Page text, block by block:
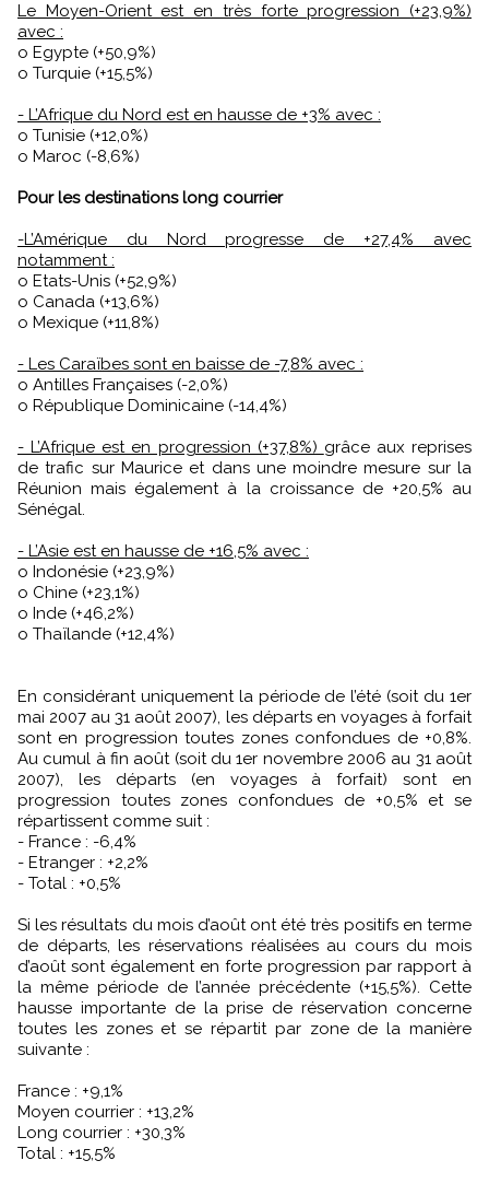
Le Moyen-Orient est en très forte progression (+23,9%)
avec :
o Egypte (+50,9%)
o Turquie (+15,5%)
- L’Afrique du Nord est en hausse de +3% avec :
o Tunisie (+12,0%)
o Maroc (-8,6%)
Pour les destinations long courrier
-L’Amérique du Nord progresse de +27,4% avec
notamment :
o Etats-Unis (+52,9%)
o Canada (+13,6%)
o Mexique (+11,8%)
- Les Caraïbes sont en baisse de -7,8% avec :
o Antilles Françaises (-2,0%)
o République Dominicaine (-14,4%)
- L’Afrique est en progression (+37,8%) grâce aux reprises
de trafic sur Maurice et dans une moindre mesure sur la
Réunion mais également à la croissance de +20,5% au
Sénégal.
- L’Asie est en hausse de +16,5% avec :
o Indonésie (+23,9%)
o Chine (+23,1%)
o Inde (+46,2%)
o Thaïlande (+12,4%)
En considérant uniquement la période de l’été (soit du 1er
mai 2007 au 31 août 2007), les départs en voyages à forfait
sont en progression toutes zones confondues de +0,8%.
Au cumul à fin août (soit du 1er novembre 2006 au 31 août
2007), les départs (en voyages à forfait) sont en
progression toutes zones confondues de +0,5% et se
répartissent comme suit :
- France : -6,4%
- Etranger : +2,2%
- Total : +0,5%
Si les résultats du mois d’août ont été très positifs en terme
de départs, les réservations réalisées au cours du mois
d’août sont également en forte progression par rapport à
la même période de l’année précédente (+15,5%). Cette
hausse importante de la prise de réservation concerne
toutes les zones et se répartit par zone de la manière
suivante :
France : +9,1%
Moyen courrier : +13,2%
Long courrier : +30,3%
Total : +15,5%